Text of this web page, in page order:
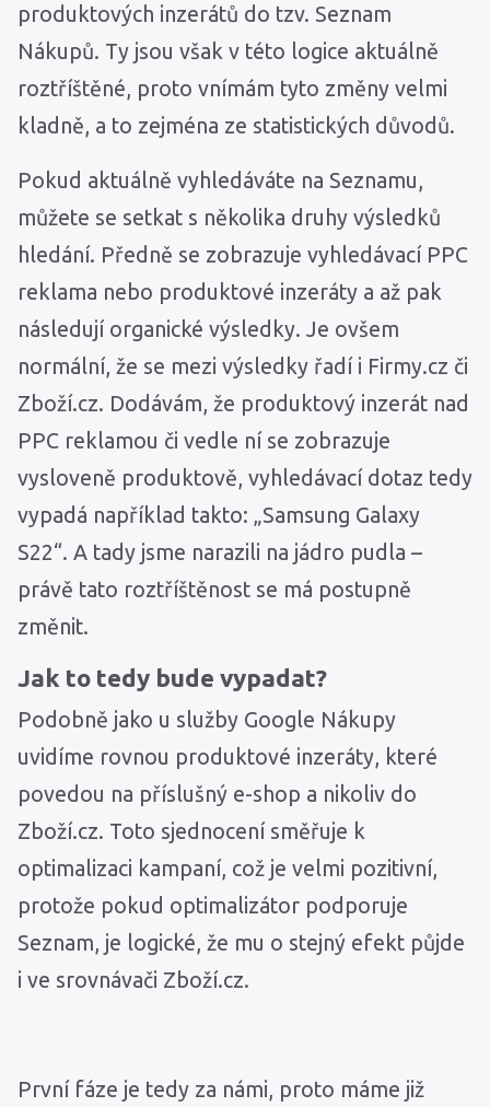
produktových inzerátů do tzv. Seznam
Nákupů. Ty jsou však v této logice aktuálně
roztříštěné, proto vnímám tyto změny velmi
kladně, a to zejména ze statistických důvodů.
Pokud aktuálně vyhledáváte na Seznamu,
můžete se setkat s několika druhy výsledků
hledání. Předně se zobrazuje vyhledávací PPC
reklama nebo produktové inzeráty a až pak
následují organické výsledky. Je ovšem
normální, že se mezi výsledky řadí i Firmy.cz či
Zboží.cz. Dodávám, že produktový inzerát nad
PPC reklamou či vedle ní se zobrazuje
vysloveně produktově, vyhledávací dotaz tedy
vypadá například takto: „Samsung Galaxy
S22“. A tady jsme narazili na jádro pudla –
právě tato roztříštěnost se má postupně
změnit.
Jak to tedy bude vypadat?
Podobně jako u služby Google Nákupy
uvidíme rovnou produktové inzeráty, které
povedou na příslušný e-shop a nikoliv do
Zboží.cz. Toto sjednocení směřuje k
optimalizaci kampaní, což je velmi pozitivní,
protože pokud optimalizátor podporuje
Seznam, je logické, že mu o stejný efekt půjde
i ve srovnávači Zboží.cz.
První fáze je tedy za námi, proto máme již